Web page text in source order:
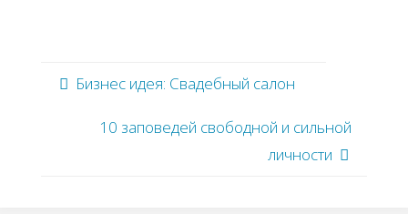
Бизнес идея: Свадебный салон
10 заповедей свободной и сильной
личности